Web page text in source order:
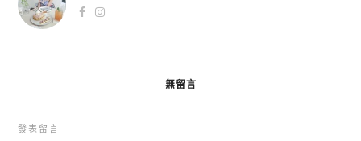
無留言
發表留言